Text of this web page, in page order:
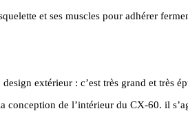
et ses muscles pour adhérer
extérieur : c’est très grand et très
de l’intérieur du CX-60. il